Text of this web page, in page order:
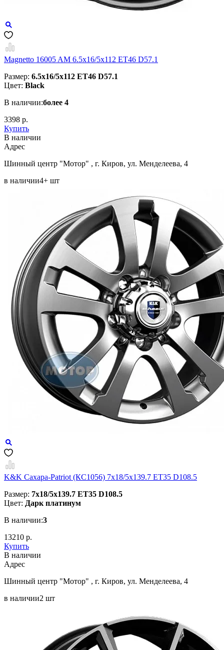
Magnetto 16005 AM 6.5x16/5x112 ET46 D57.1
Размер: 6.5x16/5x112 ET46 D57.1
Цвет: Black
В наличии:более 4
3398 р.
Купить
В наличии
Aдрес
Шинный центр "Мотор" , г. Киров, ул. Менделеева, 4
в наличии4+ шт
K&K Сахара-Patriot (КС1056) 7x18/5x139.7 ET35 D108.5
Размер: 7x18/5x139.7 ET35 D108.5
Цвет: Дарк платинум
В наличии:3
13210 р.
Купить
В наличии
Aдрес
Шинный центр "Мотор" , г. Киров, ул. Менделеева, 4
в наличии2 шт